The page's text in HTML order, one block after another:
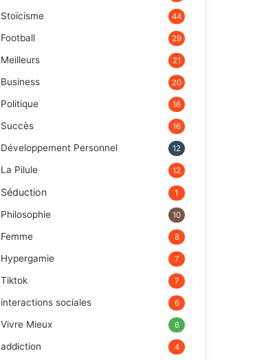
Stoïcisme 44
Football 29
Meilleurs 21
Business 20
Politique 16
Succès 16
Développement Personnel 12
La Pilule 12
Séduction 1
Philosophie 10
Femme 8
Hypergamie 7
Tiktok 7
interactions sociales 6
Vivre Mieux 6
addiction 4